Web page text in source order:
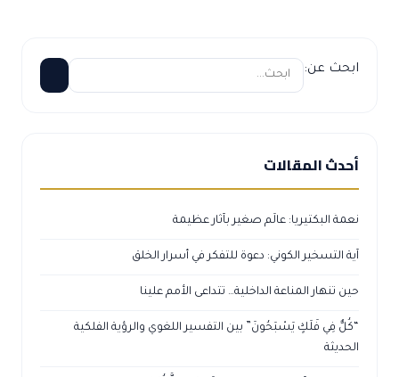
ابحث عن:
أحدث المقالات
نعمة البكتيريا: عالَم صغير بآثار عظيمة
آية التسخير الكوني: دعوة للتفكر في أسرار الخلق
حين تنهار المناعة الداخلية… تتداعى الأمم علينا
“كُلٌّ فِي فَلَكٍ يَسْبَحُونَ” بين التفسير اللغوي والرؤية الفلكية
الحديثة